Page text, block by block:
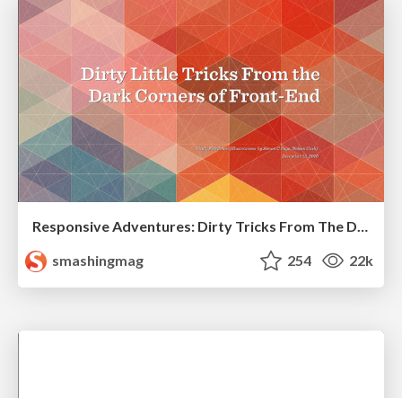
Responsive Adventures: Dirty Tricks From The Dark Corners of Front-End
smashingmag
254 22k